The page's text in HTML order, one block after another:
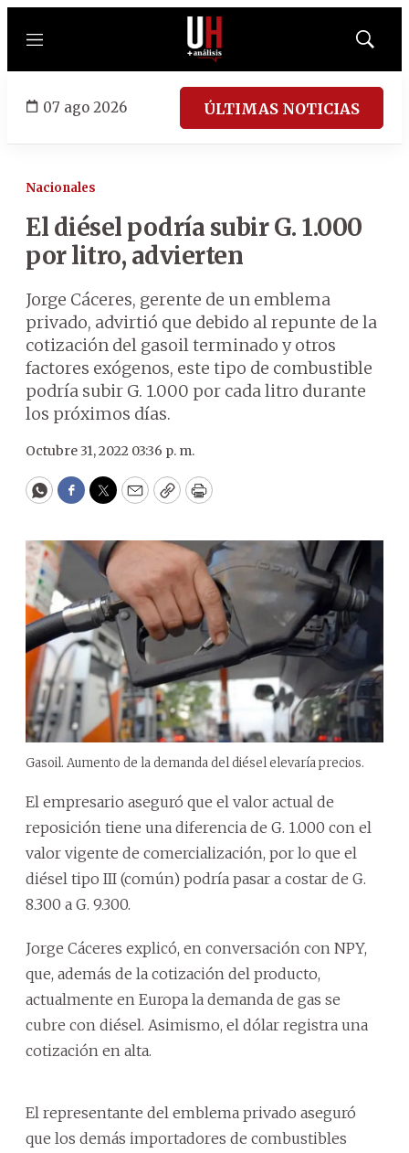
Menú
Mostrar
07 ago 2026 ÚLTIMAS NOTICIAS
Nacionales
El diésel podría subir G. 1.000
por litro, advierten
Jorge Cáceres, gerente de un emblema
privado, advirtió que debido al repunte de la
cotización del gasoil terminado y otros
factores exógenos, este tipo de combustible
podría subir G. 1.000 por cada litro durante
los próximos días.
Octubre 31, 2022 03:36 p. m.
WhatsApp
Facebook
Twitter
EmailCopyPrint
Gasoil. Aumento de la demanda del diésel elevaría precios.
El empresario aseguró que el valor actual de
reposición tiene una diferencia de G. 1.000 con el
valor vigente de comercialización, por lo que el
diésel tipo III (común) podría pasar a costar de G.
8.300 a G. 9.300.
Jorge Cáceres explicó, en conversación con NPY,
que, además de la cotización del producto,
actualmente en Europa la demanda de gas se
cubre con diésel. Asimismo, el dólar registra una
cotización en alta.
El representante del emblema privado aseguró
que los demás importadores de combustibles